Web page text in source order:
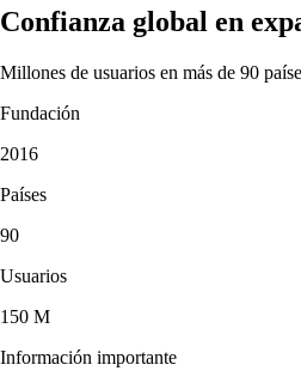
Confianza global en
Millones de usuarios en más de 90
Fundación
2016
Países
90
Usuarios
150 M
Información importante